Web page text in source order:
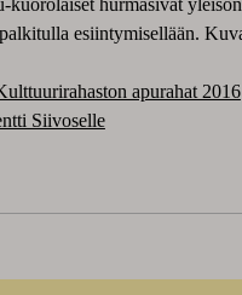
esiintymisellään.
apurahat 2016
Siivoselle